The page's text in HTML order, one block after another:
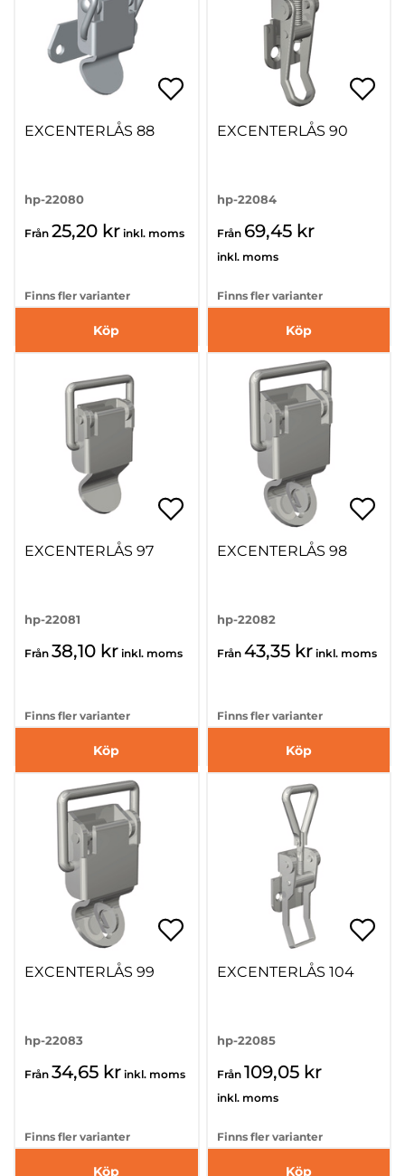
EXCENTERLÅS 88
hp-22080
Från 25,20 kr inkl. moms
Finns fler varianter
Köp
EXCENTERLÅS 90
hp-22084
Från 69,45 kr
inkl. moms
Finns fler varianter
Köp
EXCENTERLÅS 97
hp-22081
Från 38,10 kr inkl. moms
Finns fler varianter
Köp
EXCENTERLÅS 98
hp-22082
Från 43,35 kr inkl. moms
Finns fler varianter
Köp
EXCENTERLÅS 99
hp-22083
Från 34,65 kr inkl. moms
Finns fler varianter
Köp
EXCENTERLÅS 104
hp-22085
Från 109,05 kr
inkl. moms
Finns fler varianter
Köp